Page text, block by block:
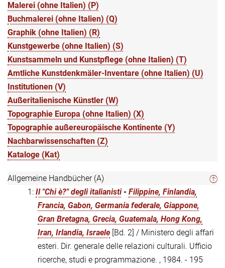
Malerei (ohne Italien) (P)
Buchmalerei (ohne Italien) (Q)
Graphik (ohne Italien) (R)
Kunstgewerbe (ohne Italien) (S)
Kunstsammeln und Kunstpflege (ohne Italien) (T)
Amtliche Kunstdenkmäler-Inventare (ohne Italien) (U)
Institutionen (V)
Außeritalienische Künstler (W)
Topographie Europa (ohne Italien) (X)
Topographie außereuropäische Kontinente (Y)
Nachbarwissenschaften (Z)
Kataloge (Kat)
Allgemeine Handbücher (A)
1: Il "Chi è?" degli italianisti- Filippine, Finlandia,
Francia, Gabon, Germania federale, Giappone,
Gran Bretagna, Grecia, Guatemala, Hong Kong,
Iran, Irlandia, Israele [Bd. 2] / Ministero degli affari
esteri. Dir. generale delle relazioni culturali. Ufficio
ricerche, studi e programmazione. , 1984. - 195